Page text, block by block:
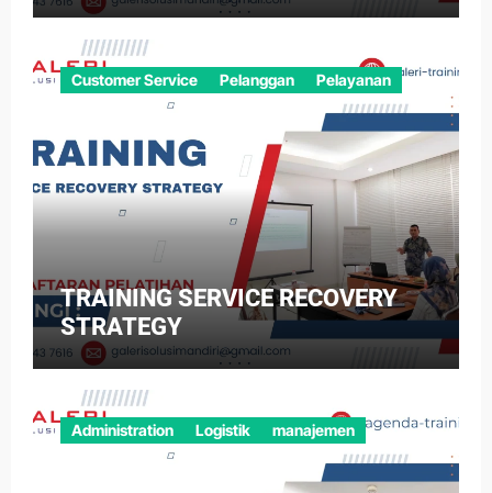
Customer Service Pelanggan Pelayanan
TRAINING SERVICE RECOVERY
STRATEGY
Administration Logistik manajemen